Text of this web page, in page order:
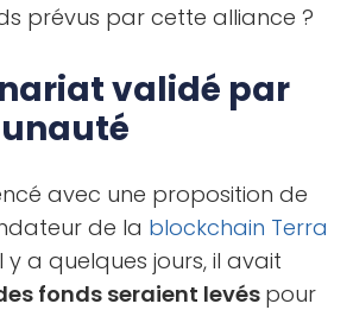
prévus par cette alliance ?
validé par
avec une proposition de
de la blockchain Terra
y a quelques jours, il avait
fonds seraient levés pour